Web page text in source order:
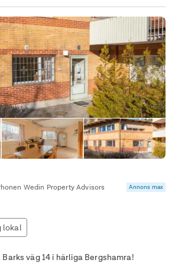
Wedin Property Advisors Annons max
lokal
väg 14 i härliga Bergshamra!